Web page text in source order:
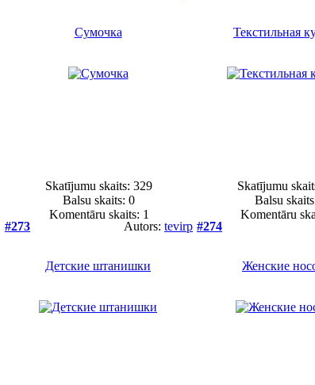
Сумочка
Skatījumu skaits: 329
Balsu skaits: 0
Komentāru skaits: 1
Текстильная
Skatījumu
Balsu
Komentāru
#273
Autors: tevirp
Детские штанишки
#274
Женские